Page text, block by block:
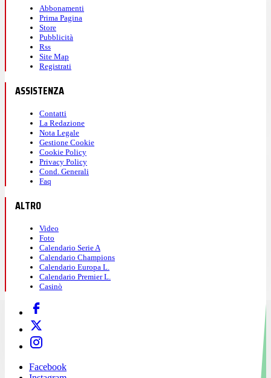
Abbonamenti
Prima Pagina
Store
Pubblicità
Rss
Site Map
Registrati
ASSISTENZA
Contatti
La Redazione
Nota Legale
Gestione Cookie
Cookie Policy
Privacy Policy
Cond. Generali
Faq
ALTRO
Video
Foto
Calendario Serie A
Calendario Champions
Calendario Europa L.
Calendario Premier L.
Casinò
Facebook